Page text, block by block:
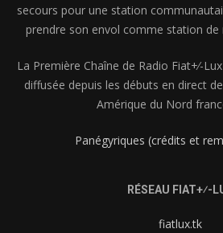
secours pour une station
prendre son envol comme station
La Première Chaîne de Radio Fiat+⁄-
diffusée depuis les débuts en direct
Amérique du Nord
Panégyriques (crédits et
RÉSEAU FIAT+⁄-
fiatlux.tk